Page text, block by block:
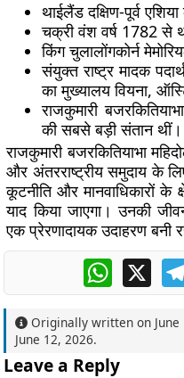
थाईलैंड दक्षिण-पूर्व
चक्री वंश वर्ष 1782 से
किंग चुलालोंगकोर्न
संयुक्त राष्ट्र मादक
का मुख्यालय वियना,
राजकुमारी
की सबसे बड़ी संतान थीं।
राजकुमारी बजरकितियाभा
और अंतरराष्ट्रीय समुदाय के
कूटनीति और मानवाधिकारों
याद किया जाएगा। उनकी
एक प्रेरणादायक उदाहरण बनी
WhatsApp
X
Originally written on
June 12, 2026.
Leave a Reply